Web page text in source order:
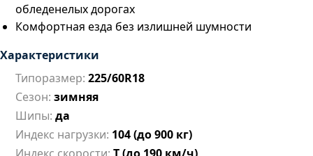
обледенелых дорогах
Комфортная езда без излишней шумности
Характеристики
Типоразмер: 225/60R18
Сезон: зимняя
Шипы: да
Индекс нагрузки: 104 (до 900 кг)